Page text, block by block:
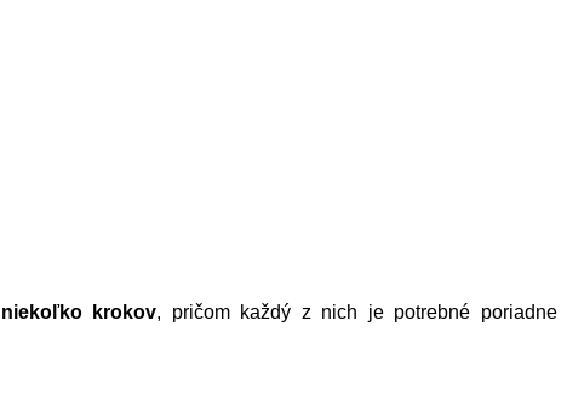
niekoľko krokov, pričom každý z nich je potrebné poriadne